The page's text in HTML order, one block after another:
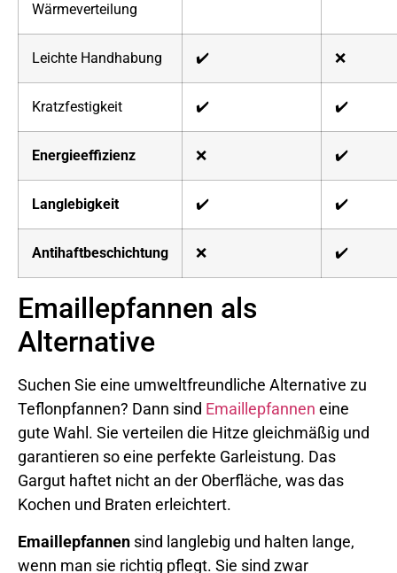
Wärmeverteilung
Leichte Handhabung ✔️ ❌
Kratzfestigkeit ✔️ ✔️
Energieeffizienz ❌ ✔️
Langlebigkeit ✔️ ✔️
Antihaftbeschichtung ❌ ✔️
Emaillepfannen als
Alternative
Suchen Sie eine umweltfreundliche Alternative zu
Teflonpfannen? Dann sind Emaillepfannen eine
gute Wahl. Sie verteilen die Hitze gleichmäßig und
garantieren so eine perfekte Garleistung. Das
Gargut haftet nicht an der Oberfläche, was das
Kochen und Braten erleichtert.
Emaillepfannen sind langlebig und halten lange,
wenn man sie richtig pflegt. Sie sind zwar